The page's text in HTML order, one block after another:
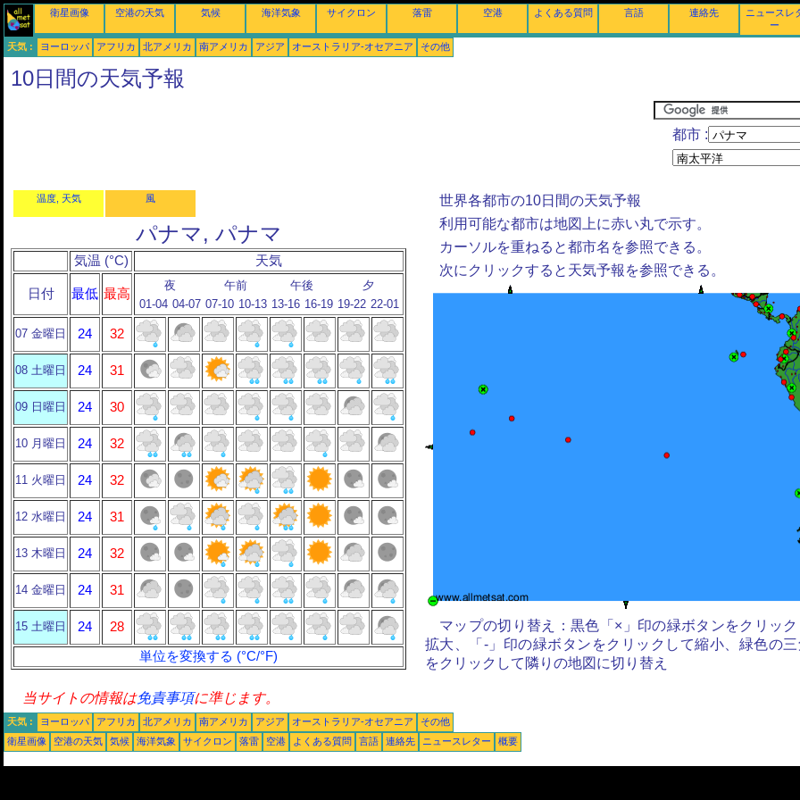
衛星画像 空港の天気 気候 海洋気象 サイクロン 落雷 空港 よくある質問 言語 連絡先
ニュースレ
ー
天気 :
ヨーロッパ アフリカ 北アメリカ 南アメリカ アジア オーストラリア-オセアニア その他
10日間の天気予報
都市 :
温度, 天気 風
パナマ, パナマ
気温 (°C) 天気
日付 最低 最高
夜 午前 午後
夕
01-04 04-07 07-10 10-13 13-16 16-19 19-22 22-01
07 金曜日 24 32
08 土曜日 24 31
09 日曜日 24 30
10 月曜日 24 32
11 火曜日 24 32
12 水曜日 24 31
13 木曜日 24 32
14 金曜日 24 31
15 土曜日 24 28
単位を変換する (°C/°F)
世界各都市の10日間の天気予報
利用可能な都市は地図上に赤い丸で示す。
カーソルを重ねると都市名を参照できる。
次にクリックすると天気予報を参照できる。
マップの切り替え：黒色「×」印の緑ボタンをクリッ
拡大、「-」印の緑ボタンをクリックして縮小、緑色の
をクリックして隣りの地図に切り替え
当サイトの情報は免責事項に準じます。
天気 : ヨーロッパ アフリカ 北アメリカ 南アメリカ アジア オーストラリア-オセアニア
その他
衛星画像
空港の天気 気候 海洋気象 サイクロン 落雷 空港 よくある質問 言語 連絡先 ニュースレター 概要